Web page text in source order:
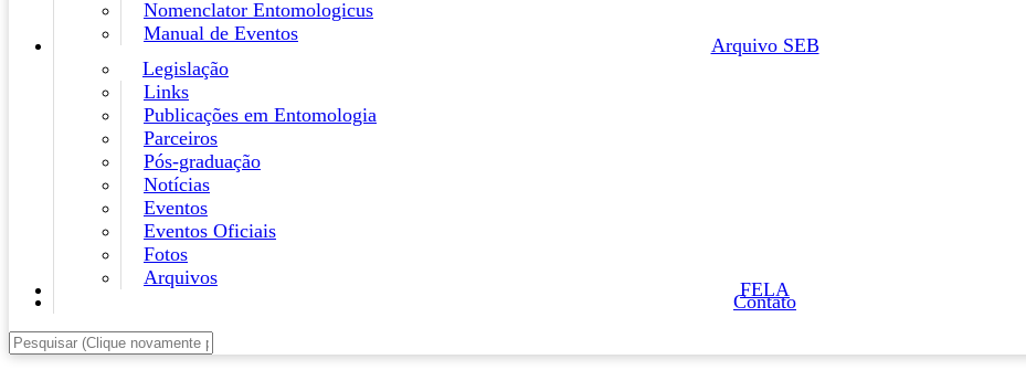
Nomenclator Entomologicus
Manual de Eventos
Arquivo SEB
Legislação
Links
Publicações em Entomologia
Parceiros
Pós-graduação
Notícias
Eventos
Eventos Oficiais
Fotos
Arquivos
FELA
Contato